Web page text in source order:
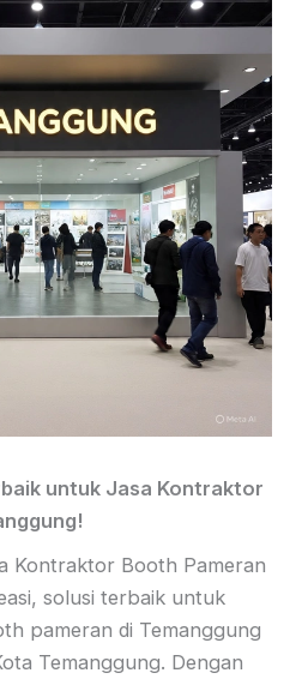
untuk Jasa Kontraktor
Kontraktor Booth Pameran
solusi terbaik untuk
pameran di Temanggung
Temanggung. Dengan